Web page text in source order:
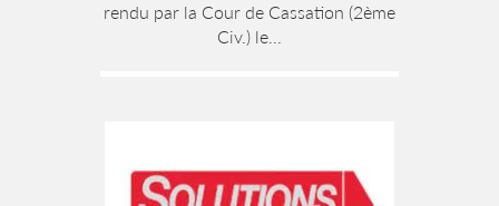
rendu par la Cour de Cassation (2ème
Civ.) le...